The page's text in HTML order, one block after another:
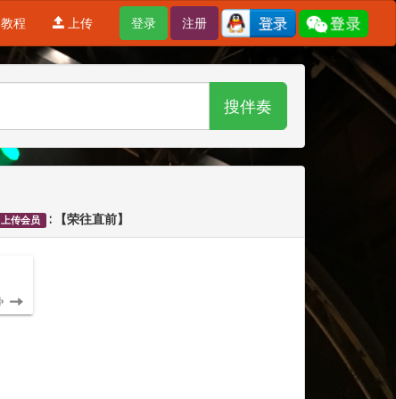
登录 注册
教程 上传
搜伴奏
上传会员 : 【荣往直前】